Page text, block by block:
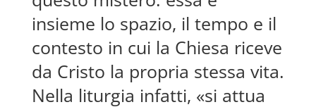
insieme lo spazio, il tempo e il
contesto in cui la Chiesa riceve
da Cristo la propria stessa vita.
Nella liturgia infatti, «si attua